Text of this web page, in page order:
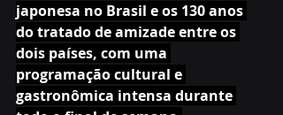
japonesa no Brasil e os 130 anos
do tratado de amizade entre os
dois países, com uma
programação cultural e
gastronômica intensa durante